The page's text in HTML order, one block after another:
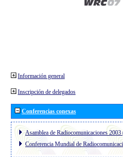
Información general
Inscripción de delegados
Conferencias conexas
Asamblea de Radiocomunicaciones
Conferencia Mundial de